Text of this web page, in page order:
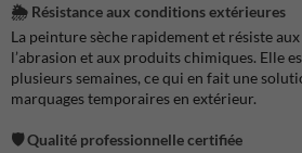
🌦️ Résistance aux conditions extérieures
La peinture sèche rapidement et résiste
l’abrasion et aux produits chimiques. Elle
plusieurs semaines, ce qui en fait une
marquages temporaires en extérieur.
🛡️Qualité professionnelle certifiée